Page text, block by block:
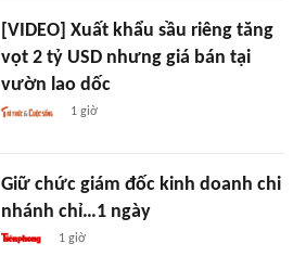
[VIDEO] Xuất khẩu sầu riêng tăng
vọt 2 tỷ USD nhưng giá bán tại
vườn lao dốc
1 giờ
Giữ chức giám đốc kinh doanh chi
nhánh chỉ…1 ngày
1 giờ